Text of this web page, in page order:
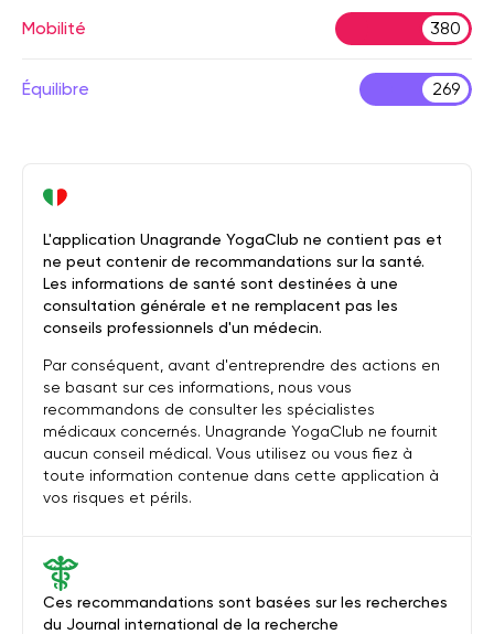
Mobilité 380
Équilibre 269
Ces recommandations sont basées sur les recherches
du Journal international de la recherche
L'application Unagrande YogaClub ne contient pas et
ne peut contenir de recommandations sur la santé.
Les informations de santé sont destinées à une
consultation générale et ne remplacent pas les
conseils professionnels d'un médecin.
Par conséquent, avant d'entreprendre des actions en
se basant sur ces informations, nous vous
recommandons de consulter les spécialistes
médicaux concernés. Unagrande YogaClub ne fournit
aucun conseil médical. Vous utilisez ou vous fiez à
toute information contenue dans cette application à
vos risques et périls.